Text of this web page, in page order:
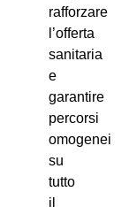
rafforzare
l’offerta
sanitaria
e
garantire
percorsi
omogenei
su
tutto
il